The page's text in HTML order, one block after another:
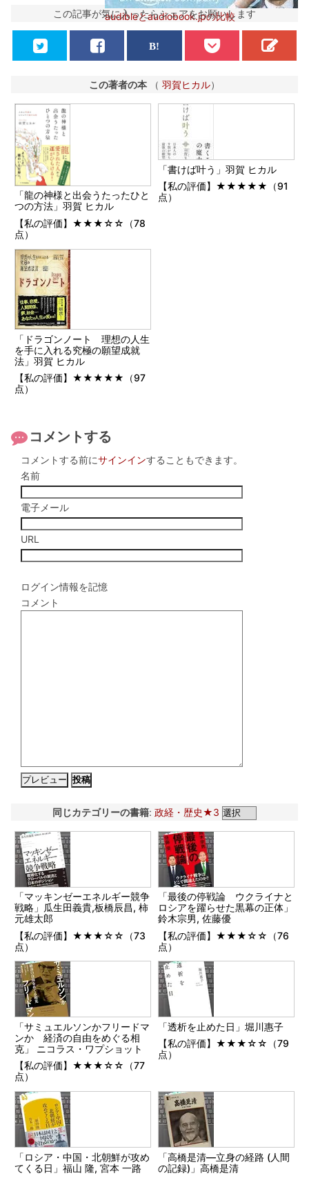
audibleとaudiobook.jpの比較
この記事が気に入ったらシェアをお願いします
この著者の本 （ 羽賀ヒカル）
「龍の神様と出会うたったひと
つの方法」羽賀 ヒカル
【私の評価】★★★☆☆（78
点）
「書けば叶う」羽賀 ヒカル
【私の評価】★★★★★（91
点）
「ドラゴンノート 理想の人生
を手に入れる究極の願望成就
法」羽賀 ヒカル
【私の評価】★★★★★（97
点）
コメントする
コメントする前にサインインすることもできます。
名前
電子メール
URL
ログイン情報を記憶
コメント
同じカテゴリーの書籍: 政経・歴史★3
「マッキンゼーエネルギー競争
戦略」瓜生田義貴,板橋辰昌, 柿
元雄太郎
【私の評価】★★★☆☆（73
点）
「最後の停戦論 ウクライナと
ロシアを躍らせた黒幕の正体」
鈴木宗男, 佐藤優
【私の評価】★★★☆☆（76
点）
「サミュエルソンかフリードマ
ンか 経済の自由をめぐる相
克」 ニコラス・ワプショット
【私の評価】★★★☆☆（77
点）
「透析を止めた日」堀川惠子
【私の評価】★★★☆☆（79
点）
「ロシア・中国・北朝鮮が攻め
てくる日」福山 隆, 宮本 一路
「高橋是清―立身の経路 (人間
の記録)」高橋是清